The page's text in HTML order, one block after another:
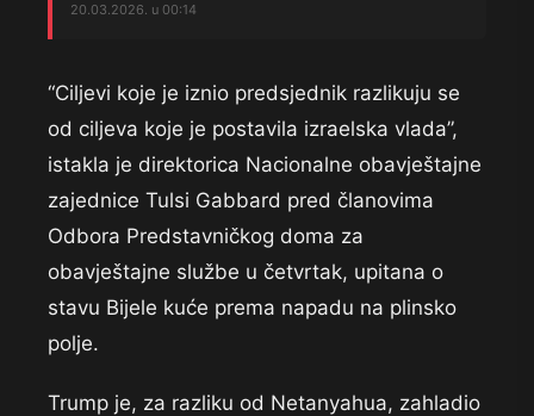
20.03.2026. u 00:14
“Ciljevi koje je iznio predsjednik razlikuju se
od ciljeva koje je postavila izraelska vlada”,
istakla je direktorica Nacionalne obavještajne
zajednice Tulsi Gabbard pred članovima
Odbora Predstavničkog doma za
obavještajne službe u četvrtak, upitana o
stavu Bijele kuće prema napadu na plinsko
polje.
Trump je, za razliku od Netanyahua, zahladio